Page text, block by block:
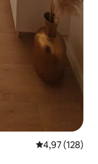
Évaluation
4,97 (128)